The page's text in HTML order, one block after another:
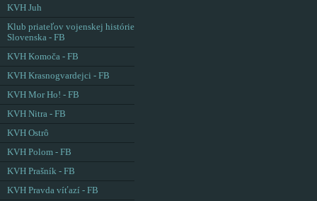
KVH Juh
Klub priateľov vojenskej histórie
Slovenska - FB
KVH Komoča - FB
KVH Krasnogvardejci - FB
KVH Mor Ho! - FB
KVH Nitra - FB
KVH Ostrô
KVH Polom - FB
KVH Prašník - FB
KVH Pravda víťazí - FB